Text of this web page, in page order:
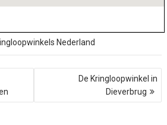
Nederland
De Kringloopwinkel in
Dieverbrug